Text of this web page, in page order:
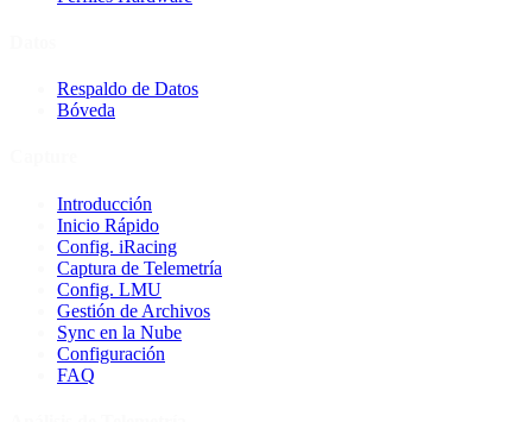
Respaldo de Datos
Bóveda
Introducción
Inicio Rápido
Config. iRacing
Captura de Telemetría
Config. LMU
Gestión de Archivos
Sync en la Nube
Configuración
FAQ